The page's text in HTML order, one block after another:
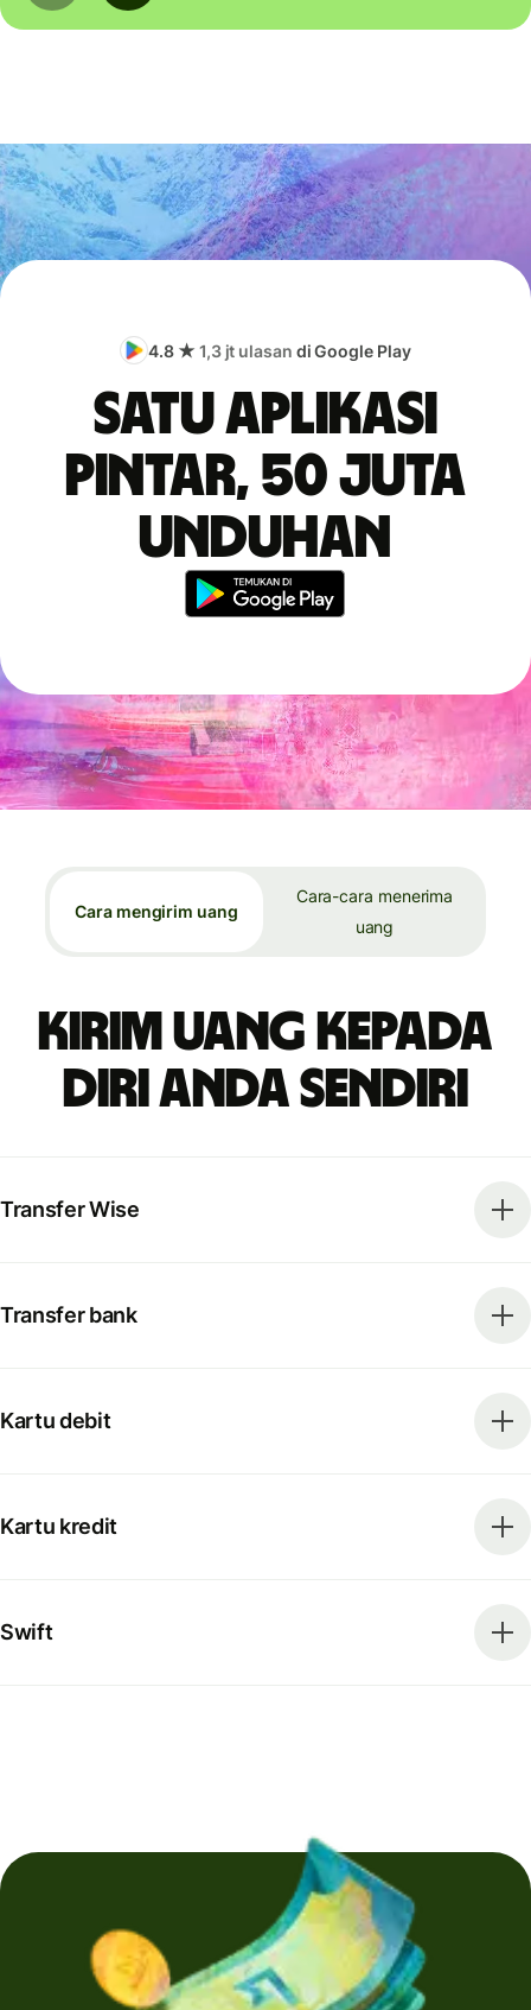
4.8 ★ 1,3 jt ulasan di Google Play
Satu aplikasi
pintar, 50 juta
unduhan
Cara mengirim uang
Cara-cara menerima
uang
Kirim uang kepada
diri Anda sendiri
Transfer Wise
Transfer bank
Kartu debit
Kartu kredit
Swift